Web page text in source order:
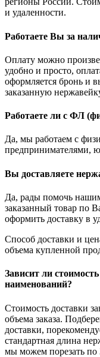
и удаленности.
Работаете Вы за
Оплату можно
удобно и просто,
оформляется бронь и
заказанную
Работаете ли с ФЛ
Да, мы работаем с
предпринимателями,
Вы доставляете
Да, рады помочь
заказанный товар по
оформить доставку в
Способ доставки и
объема купленной
Зависит ли
наименований?
Стоимость доставки
объема заказа.
доставки,
стандартная длина
мы можем порезать по